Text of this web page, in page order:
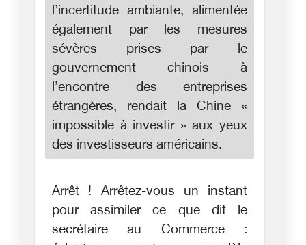
l’incertitude ambiante, alimentée
également par les mesures
sévères prises par le
gouvernement chinois à
l’encontre des entreprises
étrangères, rendait la Chine «
impossible à investir » aux yeux
des investisseurs américains.
Arrêt ! Arrêtez-vous un instant
pour assimiler ce que dit le
secrétaire au Commerce :